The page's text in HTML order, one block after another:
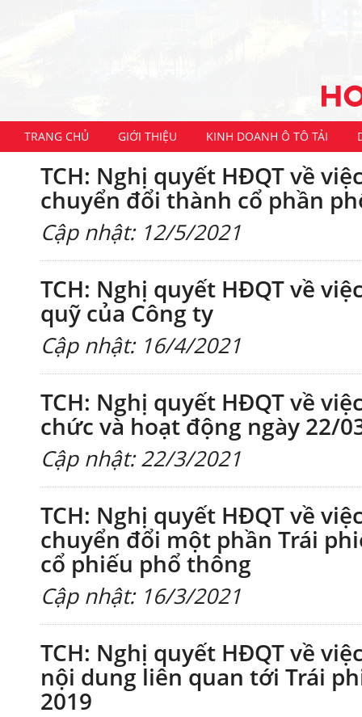
TRANG CHỦ GIỚI THIỆU KINH DOANH Ô TÔ TẢI
TCH: Nghị quyết HĐQT về
chuyển đổi thành cổ phần
Cập nhật: 12/5/2021
TCH: Nghị quyết HĐQT về
quỹ của Công ty
Cập nhật: 16/4/2021
TCH: Nghị quyết HĐQT về
chức và hoạt động ngày 22/
Cập nhật: 22/3/2021
TCH: Nghị quyết HĐQT về
chuyển đổi một phần Trái
cổ phiếu phổ thông
Cập nhật: 16/3/2021
TCH: Nghị quyết HĐQT về
nội dung liên quan tới Trái
2019